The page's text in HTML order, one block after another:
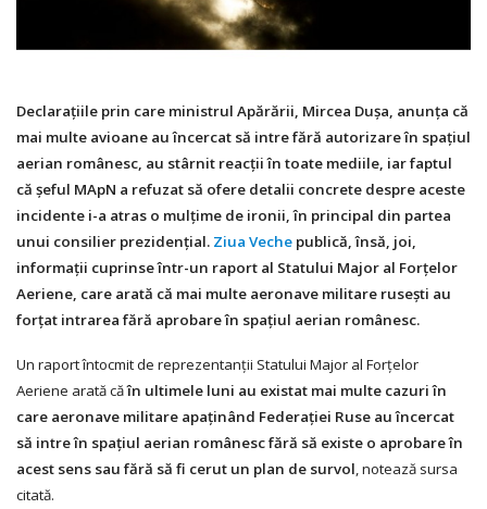
Declaraţiile prin care ministrul Apărării, Mircea Duşa, anunţa că
mai multe avioane au încercat să intre fără autorizare în spaţiul
aerian românesc, au stârnit reacţii în toate mediile, iar faptul
că şeful MApN a refuzat să ofere detalii concrete despre aceste
incidente i-a atras o mulţime de ironii, în principal din partea
unui consilier prezidenţial. Ziua Veche publică, însă, joi,
informaţii cuprinse într-un raport al Statului Major al Forţelor
Aeriene, care arată că mai multe aeronave militare ruseşti au
forţat intrarea fără aprobare în spaţiul aerian românesc.
Un raport întocmit de reprezentanţii Statului Major al Forţelor
Aeriene arată căîn ultimele luni au existat mai multe cazuri în
care aeronave militare apaţinând Federaţiei Ruse au încercat
să intre în spaţiul aerian românesc fără să existe o aprobare în
acest sens sau fără să fi cerut un plan de survol, notează sursa
citată.